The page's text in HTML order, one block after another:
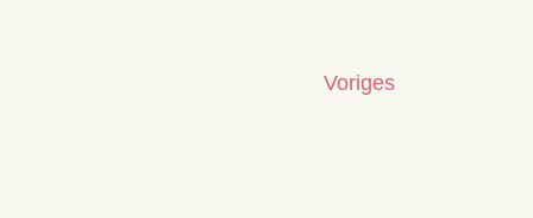
Voriges